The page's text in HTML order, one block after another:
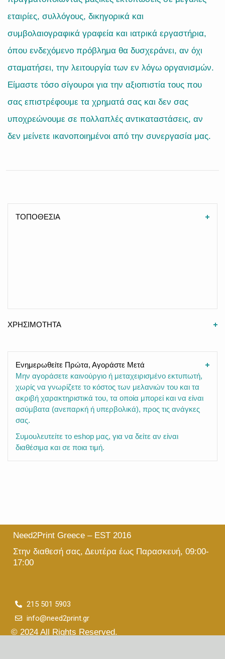
εταιρίες, συλλόγους, δικηγορικά και
συμβολαιογραφικά γραφεία και ιατρικά εργαστήρια,
όπου ενδεχόμενο πρόβλημα θα δυσχεράνει, αν όχι
σταματήσει, την λειτουργία των εν λόγω οργανισμών.
Είμαστε τόσο σίγουροι για την αξιοπιστία τους που
σας επιστρέφουμε τα χρηματά σας και δεν σας
υποχρεώνουμε σε πολλαπλές αντικαταστάσεις, αν
δεν μείνετε ικανοποιημένοι από την συνεργασία μας.
ΤΟΠΟΘΕΣΙΑ
ΧΡΗΣΙΜΟΤΗΤΑ
Ενημερωθείτε Πρώτα, Αγοράστε Μετά
Μην αγοράσετε καινούργιο ή μεταχειρισμένο εκτυπωτή,
χωρίς να γνωρίζετε το κόστος των μελανιών του και τα
ακριβή χαρακτηριστικά του, τα οποία μπορεί και να είναι
ασύμβατα (ανεπαρκή ή υπερβολικά), προς τις ανάγκες
σας.
Συμουλευτείτε το eshop μας, για να δείτε αν είναι
διαθέσιμα και σε ποια τιμή.
Need2Print Greece – EST 2016
Στην διαθεσή σας, Δευτέρα έως Παρασκευή, 09:00-
17:00
215 501 5903
info@need2print.gr
© 2024 All Rights Reserved.